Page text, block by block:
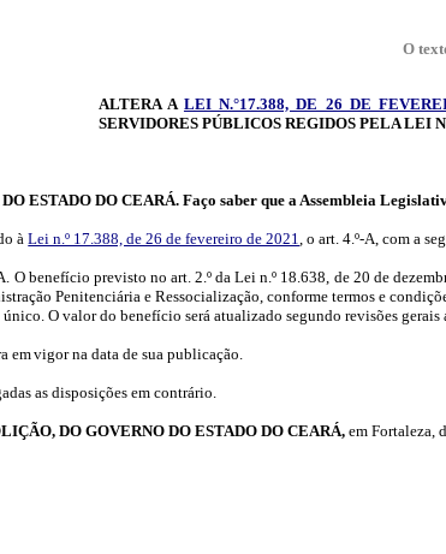
O
ALTERA A LEI N.°17.388, DE 26 DE
SERVIDORES PÚBLICOS REGIDOSPELA LEI
ESTADO DO CEARÁ. Faço saber que aAssembleia
àLei n.º 17.388, de 26 de fevereiro de 2021, o art. 4.º-A, com a
O benefício previsto no art. 2.º da Lei n.º 18.638, de 20 de
Penitenciária e Ressocialização, conforme termos e
único.O valor do benefício será atualizado segundo revisões
emvigor na data de sua publicação.
as disposições em contrário.
DO GOVERNO DO ESTADO DO CEARÁ, em Fortaleza,